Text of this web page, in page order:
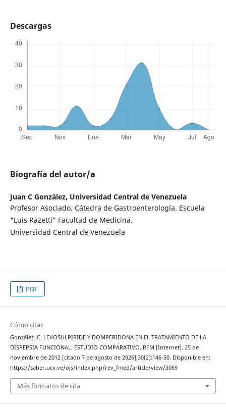
Descargas
Biografía del autor/a
Juan C González, Universidad Central de Venezuela
Profesor Asociado. Cátedra de Gastroenterología. Escuela
"Luis Razetti" Facultad de Medicina.
Universidad Central de Venezuela
PDF
Cómo citar
González JC. LEVOSULPIRIDE Y DOMPERIDONA EN EL TRATAMIENTO DE LA
DISPEPSIA FUNCIONAL: ESTUDIO COMPARATIVO. RFM [Internet]. 25 de
noviembre de 2012 [citado 7 de agosto de 2026];30(2):146-50. Disponible en:
https://saber.ucv.ve/ojs/index.php/rev_fmed/article/view/3069
Más formatos de cita